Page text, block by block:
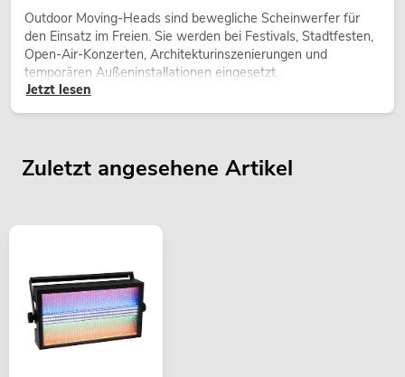
Outdoor Moving-Heads sind bewegliche Scheinwerfer für
den Einsatz im Freien. Sie werden bei Festivals, Stadtfesten,
Open-Air-Konzerten, Architekturinszenierungen und
temporären Außeninstallationen eingesetzt.
Jetzt lesen
Zuletzt angesehene Artikel